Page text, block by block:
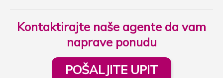
Kontaktirajte naše agente da vam
naprave ponudu
POŠALJITE UPIT